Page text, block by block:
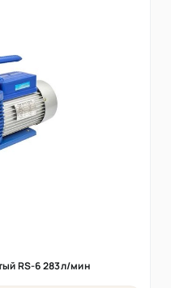
RS-6 283л/мин